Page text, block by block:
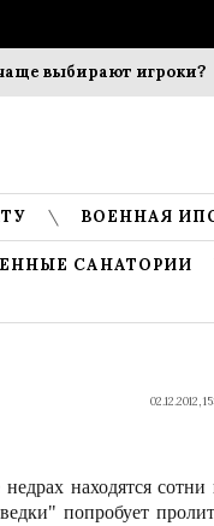
выбирают игроки?
ВОЕННАЯ
САНАТОРИИ
02.12.2012,
находятся сотни
попробует